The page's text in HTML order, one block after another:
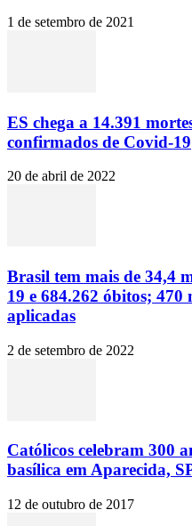
1 de setembro de 2021
ES chega a 14.391
confirmados de Covid-19
20 de abril de 2022
Brasil tem mais de 34,4
19 e 684.262 óbitos; 470
aplicadas
2 de setembro de 2022
Católicos celebram 300
basílica em Aparecida,
12 de outubro de 2017